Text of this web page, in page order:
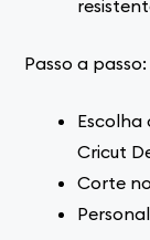
Passo a passo:
Escolha
Cricut
Corte